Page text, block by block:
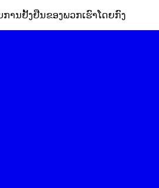
ການຢັ້ງຢືນຂອງພວກເຮົາໂດຍກົງ